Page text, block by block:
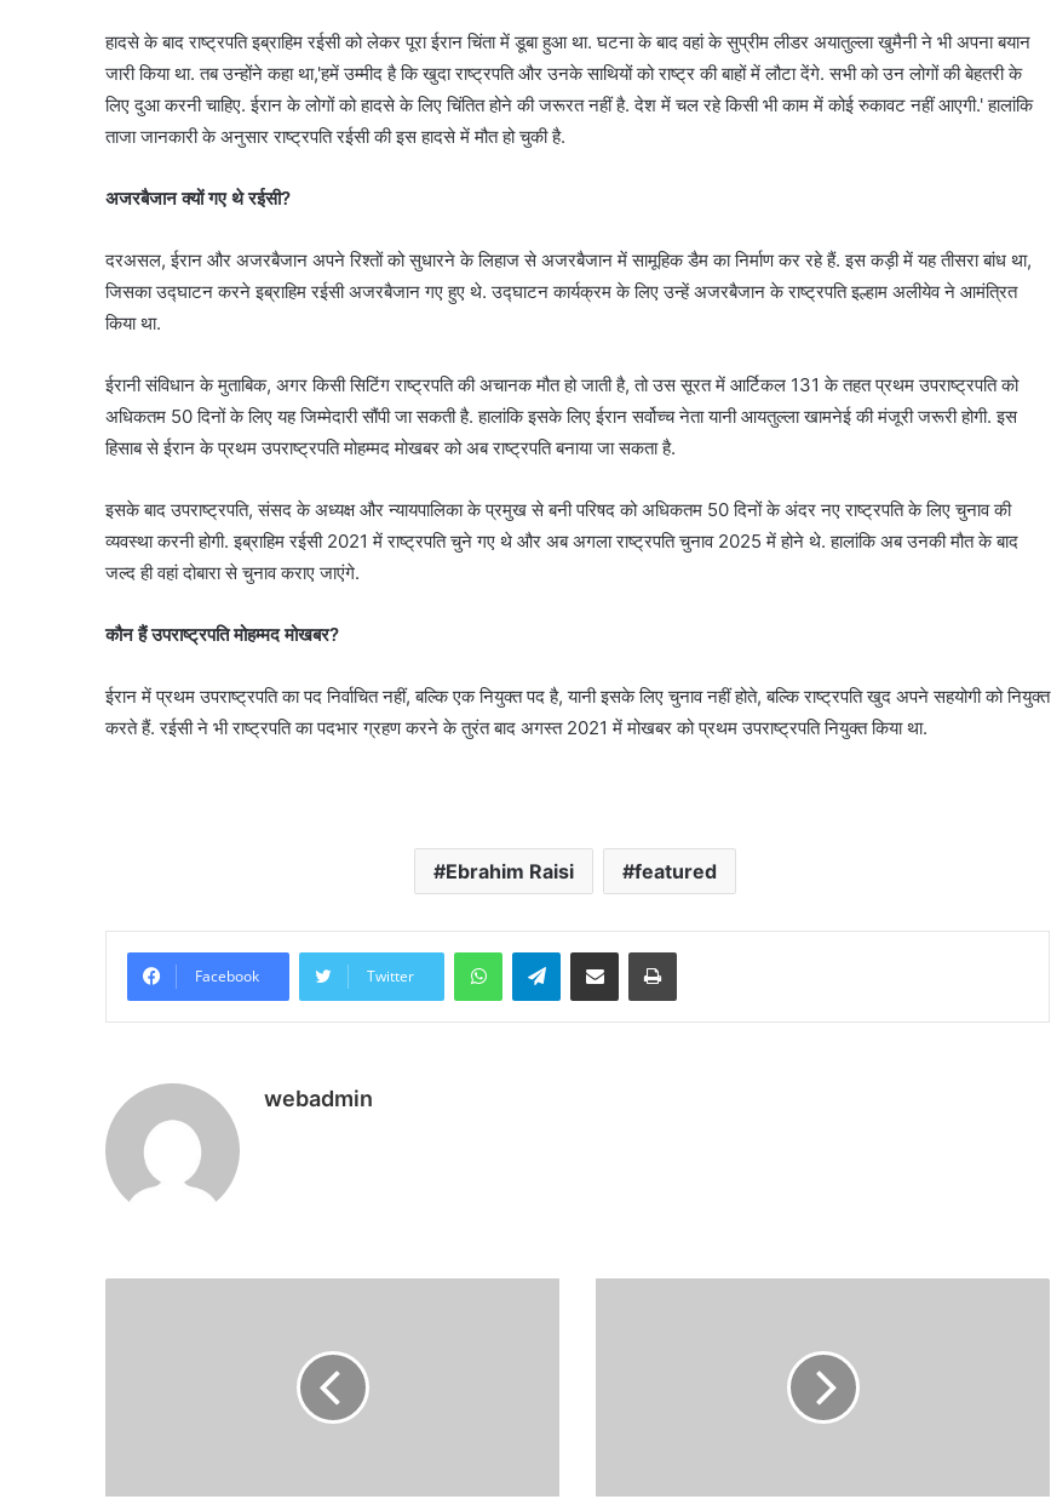
हादसे के बाद राष्ट्रपति इब्राहिम रईसी को लेकर पूरा ईरान चिंता में डूबा हुआ था. घटना के बाद वहां के सुप्रीम लीडर अयातुल्ला खुमैनी ने भी अपना बयान
जारी किया था. तब उन्होंने कहा था,'हमें उम्मीद है कि खुदा राष्ट्रपति और उनके साथियों को राष्ट्र की बाहों में लौटा देंगे. सभी को उन लोगों की बेहतरी के
लिए दुआ करनी चाहिए. ईरान के लोगों को हादसे के लिए चिंतित होने की जरूरत नहीं है. देश में चल रहे किसी भी काम में कोई रुकावट नहीं आएगी.' हालांकि
ताजा जानकारी के अनुसार राष्ट्रपति रईसी की इस हादसे में मौत हो चुकी है.
अजरबैजान क्यों गए थे रईसी?
दरअसल, ईरान और अजरबैजान अपने रिश्तों को सुधारने के लिहाज से अजरबैजान में सामूहिक डैम का निर्माण कर रहे हैं. इस कड़ी में यह तीसरा बांध था,
जिसका उद्घाटन करने इब्राहिम रईसी अजरबैजान गए हुए थे. उद्घाटन कार्यक्रम के लिए उन्हें अजरबैजान के राष्ट्रपति इल्हाम अलीयेव ने आमंत्रित
किया था.
ईरानी संविधान के मुताबिक, अगर किसी सिटिंग राष्ट्रपति की अचानक मौत हो जाती है, तो उस सूरत में आर्टिकल 131 के तहत प्रथम उपराष्ट्रपति को
अधिकतम 50 दिनों के लिए यह जिम्मेदारी सौंपी जा सकती है. हालांकि इसके लिए ईरान सर्वोच्च नेता यानी आयतुल्ला खामनेई की मंजूरी जरूरी होगी. इस
हिसाब से ईरान के प्रथम उपराष्ट्रपति मोहम्मद मोखबर को अब राष्ट्रपति बनाया जा सकता है.
इसके बाद उपराष्ट्रपति, संसद के अध्यक्ष और न्यायपालिका के प्रमुख से बनी परिषद को अधिकतम 50 दिनों के अंदर नए राष्ट्रपति के लिए चुनाव की
व्यवस्था करनी होगी. इब्राहिम रईसी 2021 में राष्ट्रपति चुने गए थे और अब अगला राष्ट्रपति चुनाव 2025 में होने थे. हालांकि अब उनकी मौत के बाद
जल्द ही वहां दोबारा से चुनाव कराए जाएंगे.
कौन हैं उपराष्ट्रपति मोहम्मद मोखबर?
ईरान में प्रथम उपराष्ट्रपति का पद निर्वाचित नहीं, बल्कि एक नियुक्त पद है, यानी इसके लिए चुनाव नहीं होते, बल्कि राष्ट्रपति खुद अपने सहयोगी को नियुक्त
करते हैं. रईसी ने भी राष्ट्रपति का पदभार ग्रहण करने के तुरंत बाद अगस्त 2021 में मोखबर को प्रथम उपराष्ट्रपति नियुक्त किया था.
Ebrahim Raisi featured
Facebook Twitter
WhatsAppTelegramShare via Email Print
webadmin